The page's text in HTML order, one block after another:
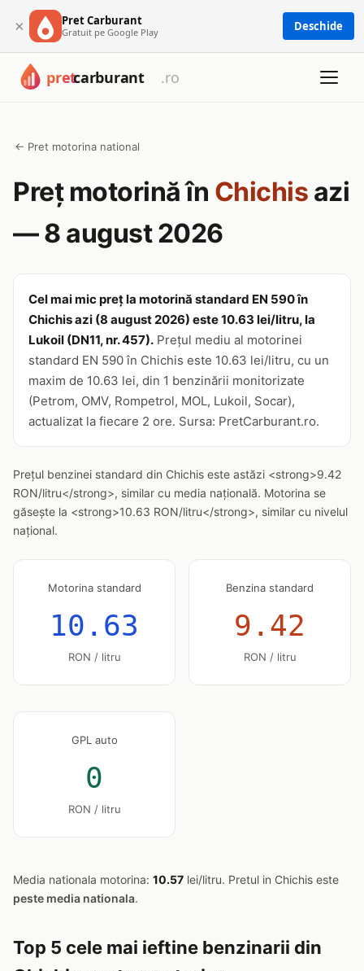
× Pret Carburant
Gratuit pe Google Play Deschide
← Pret motorina national
Preț motorină în Chichis azi
— 8 august 2026
Cel mai mic preț la motorină standard EN 590 în
Chichis azi (8 august 2026) este 10.63 lei/litru, la
Lukoil (DN11, nr. 457). Prețul mediu al motorinei
standard EN 590 în Chichis este 10.63 lei/litru, cu un
maxim de 10.63 lei, din 1 benzinării monitorizate
(Petrom, OMV, Rompetrol, MOL, Lukoil, Socar),
actualizat la fiecare 2 ore. Sursa: PretCarburant.ro.
Prețul benzinei standard din Chichis este astăzi <strong>9.42
RON/litru</strong>, similar cu media națională. Motorina se
găsește la <strong>10.63 RON/litru</strong>, similar cu nivelul
național.
Motorina standard
10.63
RON / litru
Benzina standard
9.42
RON / litru
GPL auto
0
RON / litru
Media nationala motorina: 10.57 lei/litru. Pretul in Chichis este
peste media nationala.
Top 5 cele mai ieftine benzinarii din